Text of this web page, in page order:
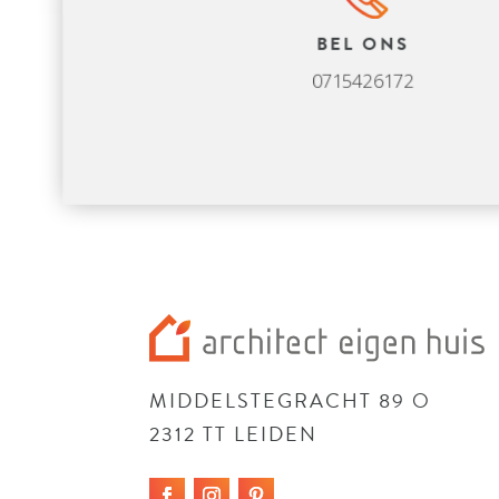
BEL ONS
0715426172
MIDDELSTEGRACHT 89 O
2312 TT LEIDEN